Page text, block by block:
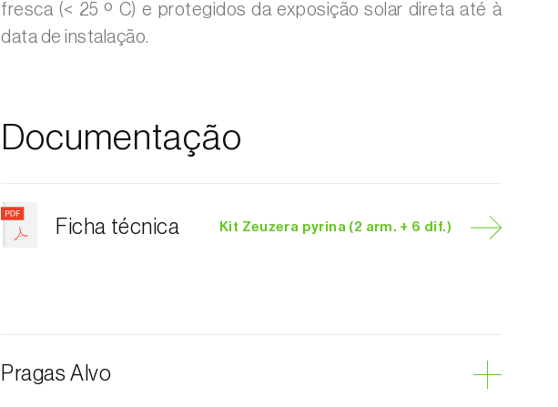
fresca (< 25 º C) e protegidos da exposição solar direta até à
data de instalação.
Documentação
Ficha técnica Kit Zeuzera pyrina (2 arm. + 6 dif.)
Pragas Alvo